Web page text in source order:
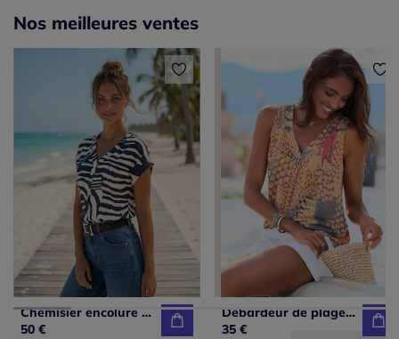
Nos meilleures ventes
Chemisier encolure en V avec boutons et manches courtes en viscose
50 €
Débardeur de plage à encolure en V avec larges bretelles et imprimé unique
35 €